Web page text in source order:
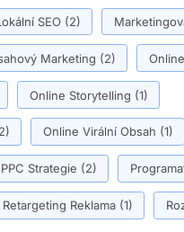
SEO(2)
Marketing (2)
Online Storytelling (1)
Online Virální Obsah (1)
PPC Strategie (2)
Retargeting Reklama(1)